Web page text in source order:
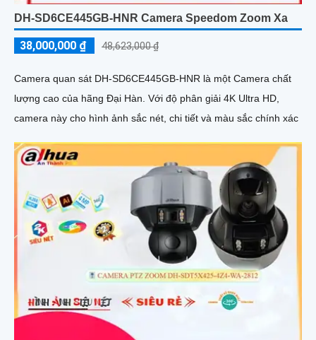
DH-SD6CE445GB-HNR Camera Speedom Zoom Xa
38,000,000 ₫ 48,623,000 ₫
Camera quan sát DH-SD6CE445GB-HNR là một Camera chất
lượng cao của hãng Đại Hàn. Với độ phân giải 4K Ultra HD,
camera này cho hình ảnh sắc nét, chi tiết và màu sắc chính xác